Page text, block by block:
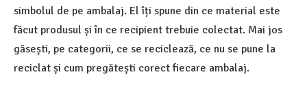
simbolul de pe ambalaj. El îți spune din ce material este
făcut produsul și în ce recipient trebuie colectat. Mai jos
găsești, pe categorii, ce se reciclează, ce nu se pune la
reciclat și cum pregătești corect fiecare ambalaj.